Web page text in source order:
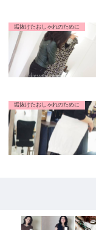
垢抜けたおしゃれのために
垢抜けたおしゃれのために